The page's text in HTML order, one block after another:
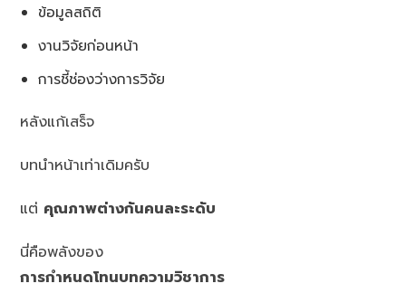
ข้อมูลสถิติ
งานวิจัยก่อนหน้า
การชี้ช่องว่างการวิจัย
หลังแก้เสร็จ
บทนำหน้าเท่าเดิมครับ
แต่ คุณภาพต่างกันคนละระดับ
นี่คือพลังของ
การกำหนดโทนบทความวิชาการ